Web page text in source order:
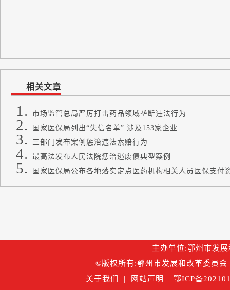
相关文章
市场监管总局严厉打击药品领域垄断违法行为
国家医保局列出“失信名单” 涉及153家企业
三部门发布案例惩治违法索赔行为
最高法发布人民法院惩治逃废债典型案例
国家医保局公布各地落实定点医药机构相关人员医保支付
主办单位:鄂州市发
©版权所有:鄂州市发展和改革委员
关于我们
| 网站声明 | 鄂ICP备